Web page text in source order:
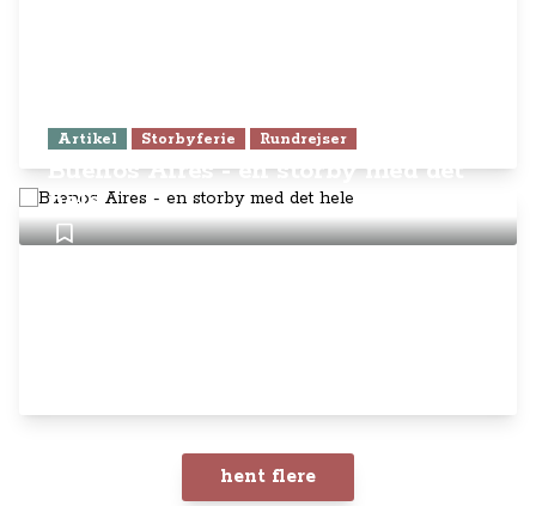
Artikel Storbyferie Rundrejser
Buenos Aires - en storby med det
hele
hent flere